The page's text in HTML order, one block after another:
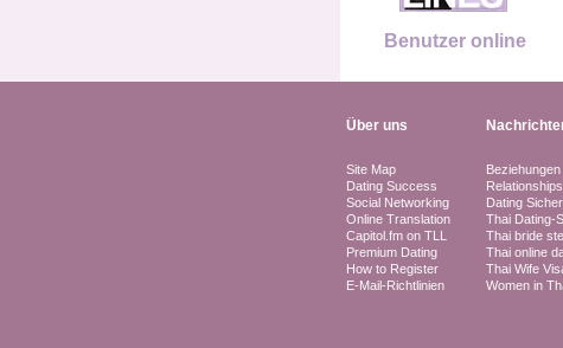
Benutzer online
Über uns
Site Map
Dating Success
Social Networking
Online Translation
Capitol.fm on TLL
Premium Dating
How to Register
E-Mail-Richtlinien
Beziehungen
Relationships
Dating
Thai Dating-
Thai bride
Thai online
Thai Wife
Women in